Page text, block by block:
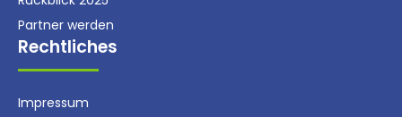
Partner werden
Rechtliches
Impressum